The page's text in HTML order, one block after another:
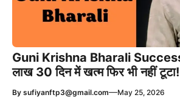
Guni Krishna Bharali
लाख 30 दिन में खत्म फिर भी नहीं टूटा!
By sufiyanftp3@gmail.com—May 25, 2026